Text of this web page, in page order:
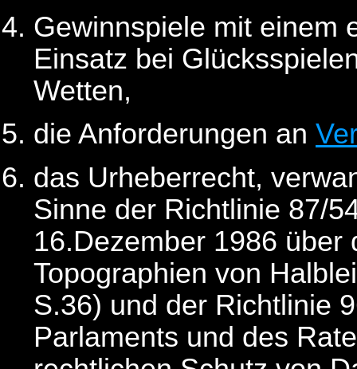
Gewinnspiele mit einem
Einsatz bei
Wetten,
die Anforderungen an
das Urheberrecht,
Sinne der Richtlinie 87/
16.Dezember 1986 über
Topographien von
S.36) und der Richtlinie
Parlaments und des